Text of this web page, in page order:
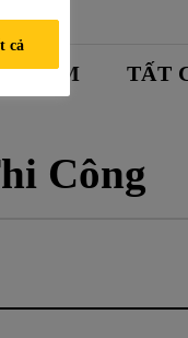
khác nhau,
phí vòng đời
PHẨM TẤT
Công
cả